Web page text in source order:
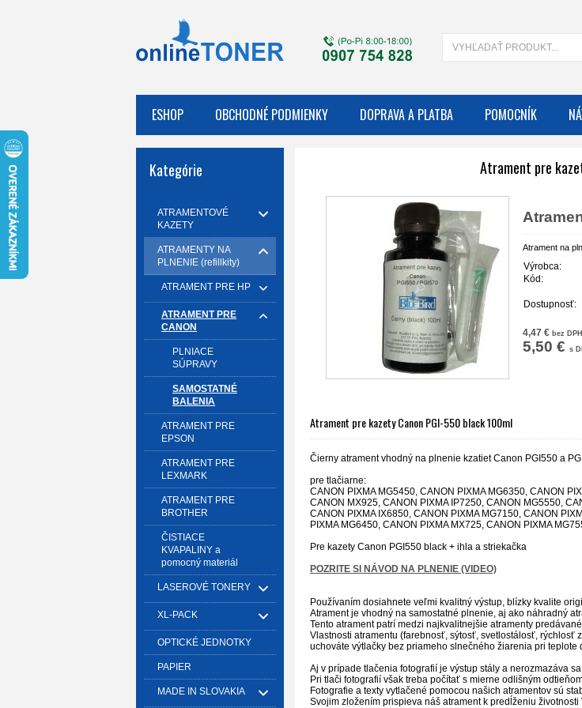
ESHOP OBCHODNÉ PODMIENKY DOPRAVA A PLATBA POMOCNÍK
Kategórie
ATRAMENTOVÉ
KAZETY
ATRAMENTY NA
PLNENIE (refillkity)
ATRAMENT PRE HP
ATRAMENT PRE
CANON
PLNIACE
SÚPRAVY
SAMOSTATNÉ
BALENIA
ATRAMENT PRE
EPSON
ATRAMENT PRE
LEXMARK
ATRAMENT PRE
BROTHER
ČISTIACE
KVAPALINY a
pomocný materiál
LASEROVÉ TONERY
XL-PACK
OPTICKÉ JEDNOTKY
PAPIER
MADE IN SLOVAKIA
Atrament pre
Atrament na
Výrobca:
Kód:
Dostupnosť:
4,47 € bez DPH
5,50 € s
Atrament pre kazety Canon PGI-550 black 100ml
Čierny atrament vhodný na plnenie kzatiet Canon PGI550 a
pre tlačiarne:
CANON PIXMA MG5450, CANON PIXMA MG6350, CANON
CANON MX925, CANON PIXMA IP7250, CANON MG5550,
CANON PIXMA IX6850, CANON PIXMA MG7150, CANON
PIXMA MG6450, CANON PIXMA MX725, CANON PIXMA
Pre kazety Canon PGI550 black + ihla a striekačka
POZRITE SI NÁVOD NA PLNENIE (VIDEO)
Používaním dosiahnete veľmi kvalitný výstup, blízky kvalite
Atrament je vhodný na samostatné plnenie, aj ako náhradný
Tento atrament patrí medzi najkvalitnejšie atramenty
Vlastnosti atramentu (farebnosť, sýtosť, svetlostálosť, rýchlosť
uchováte výtlačky bez priameho slnečného žiarenia pri teplote
Aj v prípade tlačenia fotografií je výstup stály a nerozmazáva sa.
Pri tlači fotografií však treba počítať s mierne odlišným
Fotografie a texty vytlačené pomocou našich atramentov sú
Svojim zložením prispieva náš atrament k predĺženiu životnosti